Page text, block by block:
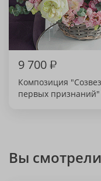
9 700₽
Композиция
первых признаний"
Вы смотрели